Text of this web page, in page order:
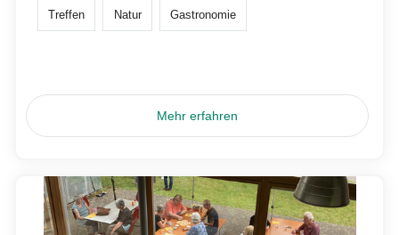
Treffen Natur Gastronomie
Mehr erfahren